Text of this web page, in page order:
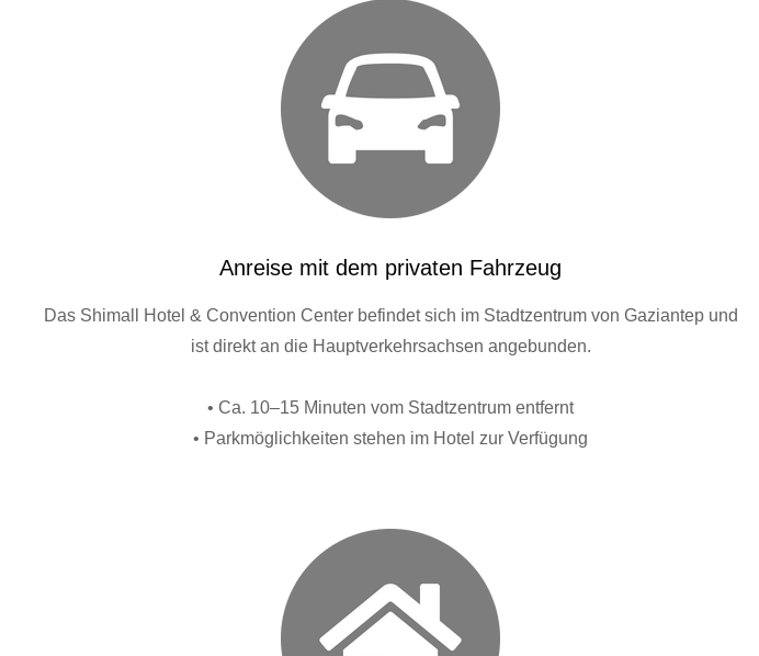
Anreise mit dem privaten Fahrzeug
Das Shimall Hotel & Convention Center befindet sich im Stadtzentrum von Gaziantep und
ist direkt an die Hauptverkehrsachsen angebunden.
• Ca. 10–15 Minuten vom Stadtzentrum entfernt
• Parkmöglichkeiten stehen im Hotel zur Verfügung